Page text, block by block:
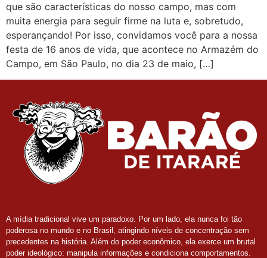
que são características do nosso campo, mas com
muita energia para seguir firme na luta e, sobretudo,
esperançando! Por isso, convidamos você para a nossa
festa de 16 anos de vida, que acontece no Armazém do
Campo, em São Paulo, no dia 23 de maio, […]
A mídia tradicional vive um paradoxo. Por um lado, ela nunca foi tão
poderosa no mundo e no Brasil, atingindo níveis de concentração sem
precedentes na história. Além do poder econômico, ela exerce um brutal
poder ideológico: manipula informações e condiciona comportamentos.